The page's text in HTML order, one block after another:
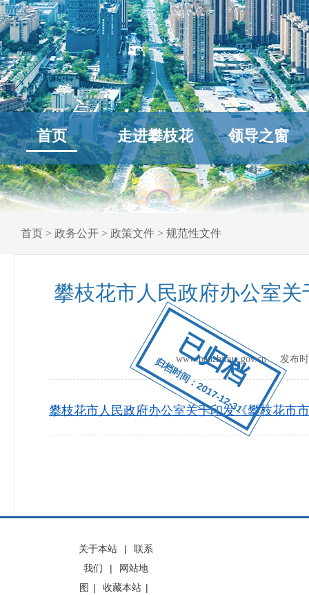
已归档
归档时间：2017-12-31
首页 走进攀枝花 领导之窗
首页 > 政务公开 > 政策文件 > 规范性文件
攀枝花市人民政府办公室
www.panzhihua.gov.cn 发布
攀枝花市人民政府办公室关于印发《攀枝花市
关于本站 |
联系
我们
|
网站地
图 | 收藏本站 |